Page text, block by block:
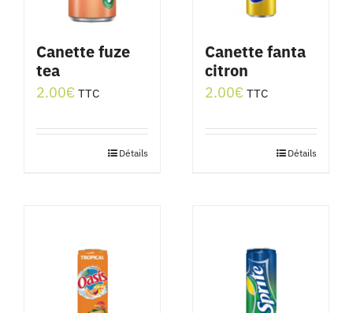
Canette fuze
tea
2.00€ TTC
Détails
Canette fanta
citron
2.00€ TTC
Détails